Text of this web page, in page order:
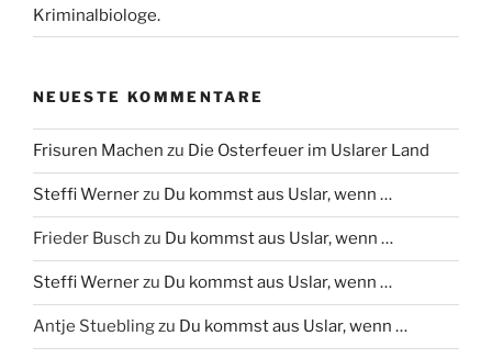
Kriminalbiologe.
NEUESTE KOMMENTARE
Frisuren Machen zu Die Osterfeuer im Uslarer Land
Steffi Wernerzu Du kommst aus Uslar, wenn …
Frieder Busch zu Du kommst aus Uslar, wenn …
Steffi Wernerzu Du kommst aus Uslar, wenn …
Antje Stueblingzu Du kommst aus Uslar, wenn …